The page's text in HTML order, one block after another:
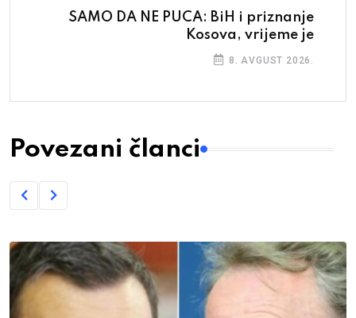
SAMO DA NE PUCA: BiH i priznanje
Kosova, vrijeme je
8. AVGUST 2026.
Povezani članci